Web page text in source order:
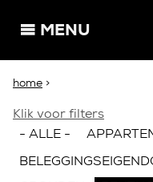
MENU
U bent hier
home >
Klik voor filters
- ALLE -